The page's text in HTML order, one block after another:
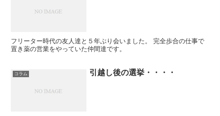
フリーター時代の友人達と５年ぶり会いました。 完全歩合の仕事で
置き薬の営業をやっていた仲間達です。
コラム 引越し後の選挙・・・・